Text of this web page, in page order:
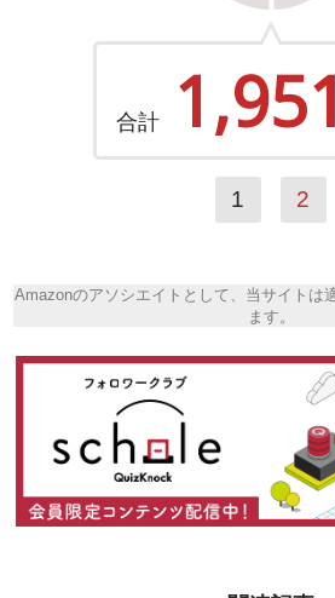
合計 1,951
1 2
Amazonのアソシエイトとして、当サイトは
ます。